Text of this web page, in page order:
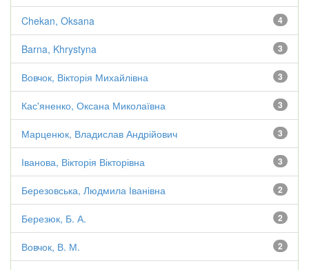
4
Chekan, Oksana
3
Barna, Khrystyna
3
Вовчок, Вікторія Михайлівна
3
Кас'яненко, Оксана Миколаївна
3
Марценюк, Владислав Андрійович
3
Іванова, Вікторія Вікторівна
2
Березовська, Людмила Іванівна
2
Березюк, Б. А.
2
Вовчок, В. М.